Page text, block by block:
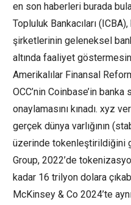
en son haberleri burada
Topluluk Bankacıları
şirketlerinin geleneksel
altında faaliyet
Amerikalılar Finansal
OCC’nin Coinbase’in
onaylamasını kınadı. xyz
gerçek dünya varlığının
üzerinde tokenleştirildiğini
Group, 2022’de
kadar 16 trilyon dolara
McKinsey & Co 2024’te